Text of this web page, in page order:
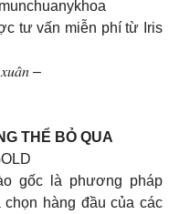
tư vấn miễn phí từ Iris
–
THỂ BỎ QUA
gốc là phương pháp
hàng đầu của các